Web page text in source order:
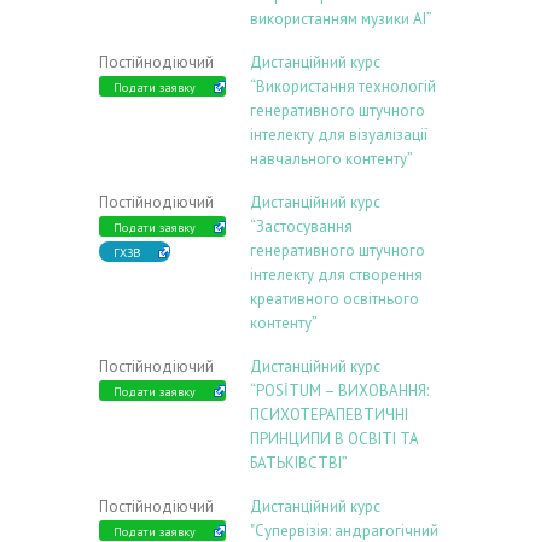
використанням музики АІ”
Постійнодіючий
Подати заявку
Дистанційний курс
“Використання технологій
генеративного штучного
інтелекту для візуалізації
навчального контенту”
Постійнодіючий
Подати заявку
ГХЗВ
Дистанційний курс
“Застосування
генеративного штучного
інтелекту для створення
креативного освітнього
контенту”
Постійнодіючий
Подати заявку
Дистанційний курс
“POSİTUM – ВИХОВАННЯ:
ПСИХОТЕРАПЕВТИЧНІ
ПРИНЦИПИ В ОСВІТІ ТА
БАТЬКІВСТВІ”
Постійнодіючий
Подати заявку
Дистанційний курс
"Супервізія: андрагогічний